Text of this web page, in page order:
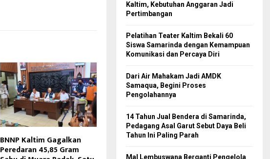
BNNP Kaltim Gagalkan
Peredaran 45,85 Gram
Kaltim, Kebutuhan Anggaran Jadi
Pertimbangan
Pelatihan Teater Kaltim Bekali 60
Siswa Samarinda dengan Kemampuan
Komunikasi dan Percaya Diri
Dari Air Mahakam Jadi AMDK
Samaqua, Begini Proses
Pengolahannya
14 Tahun Jual Bendera di Samarinda,
Pedagang Asal Garut Sebut Daya Beli
Tahun Ini Paling Parah
Mal Lembuswana Berganti Pengelola